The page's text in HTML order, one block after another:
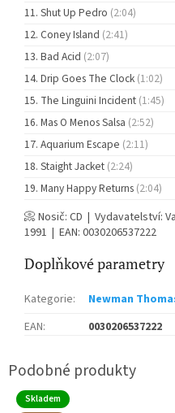
Shut Up Pedro (2:04)
Coney Island (2:41)
Bad Acid (2:07)
Drip Goes The Clock (1:02)
The Linguini Incident (1:45)
Mas O Menos Salsa (2:52)
Aquarium Escape (2:11)
Staight Jacket (2:24)
Many Happy Returns (2:04)
📀 Nosič: CD | Vydavatelství:
1991 | EAN: 0030206537222
Doplňkové parametry
Kategorie:
Newman
EAN: 0030206537222
Skladem